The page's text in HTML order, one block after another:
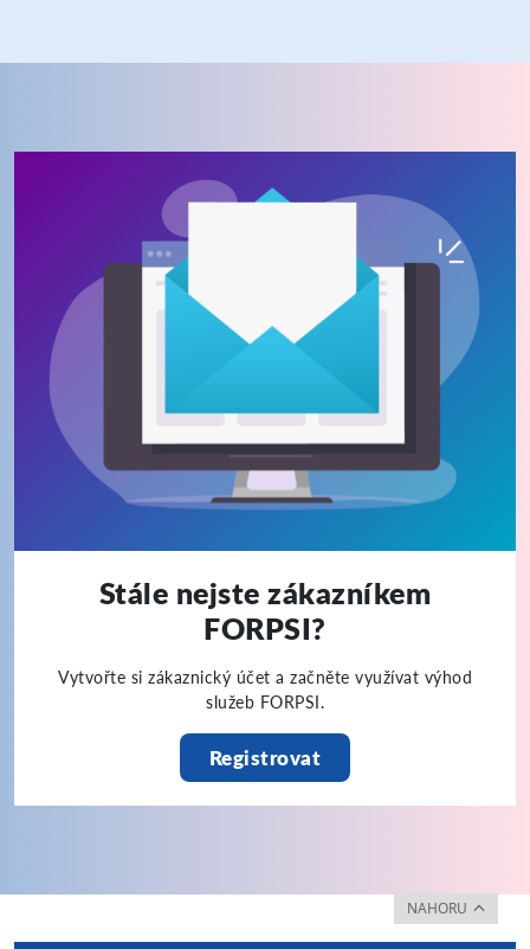
Stále nejste zákazníkem
FORPSI?
Vytvořte si zákaznický účet a začněte využívat výhod
služeb FORPSI.
Registrovat
NAHORU